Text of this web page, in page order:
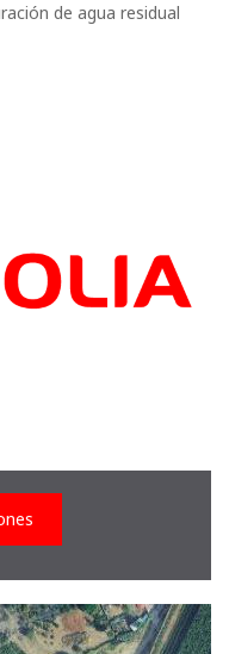
de agua residual